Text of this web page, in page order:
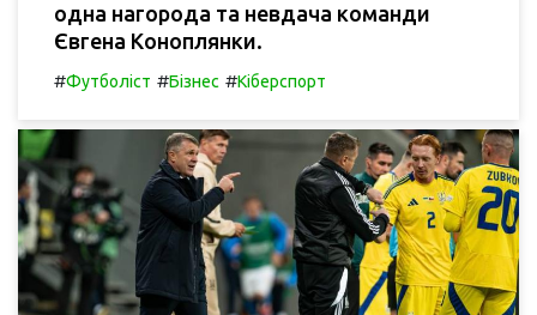
одна нагорода та невдача команди
Євгена Коноплянки.
#Футболіст #Бізнес #Кіберспорт